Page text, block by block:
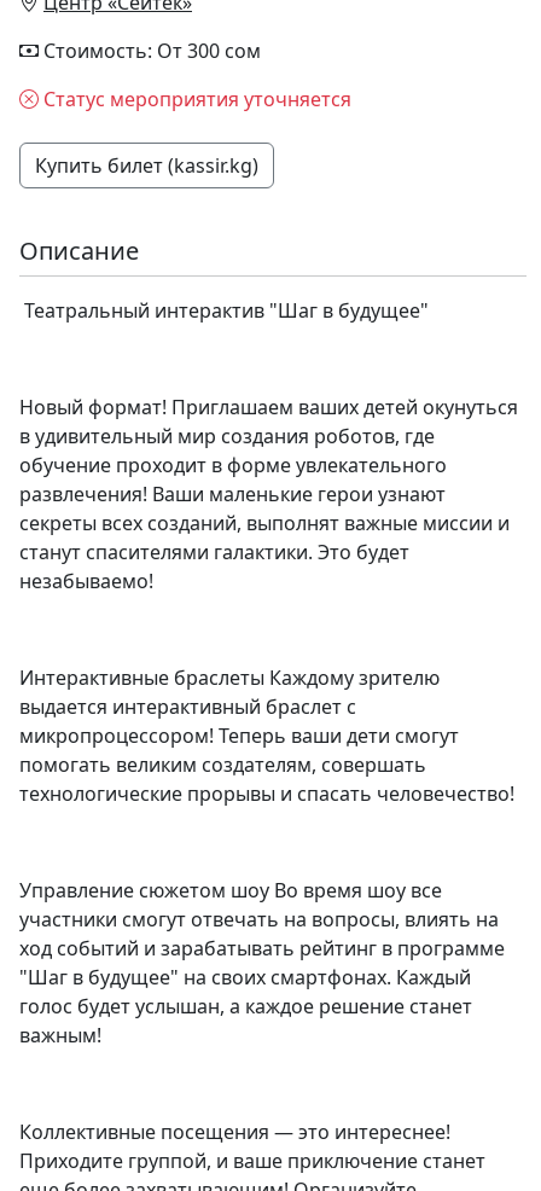
Стоимость: От 300 сом
Статус мероприятия уточняется
Купить билет (kassir.kg)
Описание
Театральный интерактив "Шаг в будущее"
Новый формат! Приглашаем ваших детей окунуться
в удивительный мир создания роботов, где
обучение проходит в форме увлекательного
развлечения! Ваши маленькие герои узнают
секреты всех созданий, выполнят важные миссии и
станут спасителями галактики. Это будет
незабываемо!
Интерактивные браслеты Каждому зрителю
выдается интерактивный браслет с
микропроцессором! Теперь ваши дети смогут
помогать великим создателям, совершать
технологические прорывы и спасать человечество!
Управление сюжетом шоу Во время шоу все
участники смогут отвечать на вопросы, влиять на
ход событий и зарабатывать рейтинг в программе
"Шаг в будущее" на своих смартфонах. Каждый
голос будет услышан, а каждое решение станет
важным!
Коллективные посещения — это интереснее!
Приходите группой, и ваше приключение станет